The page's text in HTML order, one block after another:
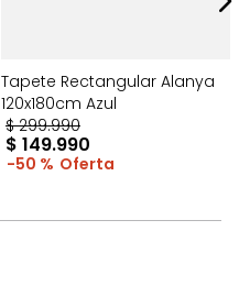
Tapete Rectangular Alanya
120x180cm Azul
$ 299.990
$ 149.990
50 %